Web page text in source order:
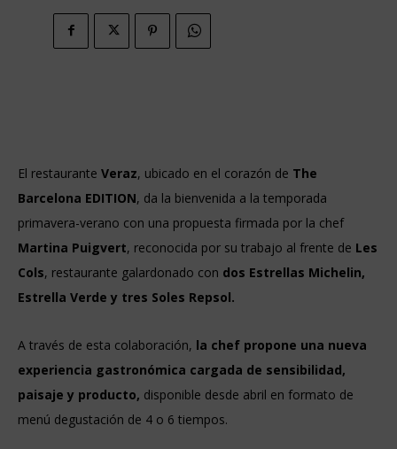
El restaurante Veraz, ubicado en el corazón de The
Barcelona EDITION, da la bienvenida a la temporada
primavera-verano con una propuesta firmada por la chef
Martina Puigvert, reconocida por su trabajo al frente de Les
Cols, restaurante galardonado con dos Estrellas Michelin,
Estrella Verde y tres Soles Repsol.
A través de esta colaboración, la chef propone una nueva
experiencia gastronómica cargada de sensibilidad,
paisaje y producto, disponible desde abril en formato de
menú degustación de 4 o 6 tiempos.